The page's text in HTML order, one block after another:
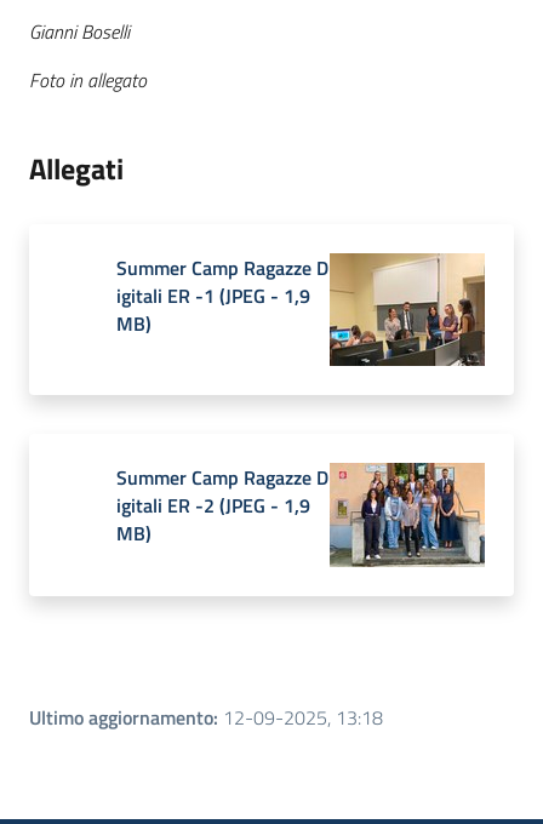
Gianni Boselli
Foto in allegato
Allegati
Summer Camp Ragazze D
igitali ER -1 (JPEG - 1,9
MB)
Summer Camp Ragazze D
igitali ER -2 (JPEG - 1,9
MB)
Ultimo aggiornamento: 12-09-2025, 13:18